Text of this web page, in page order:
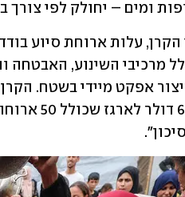
ומים – יחולק לפי צורך